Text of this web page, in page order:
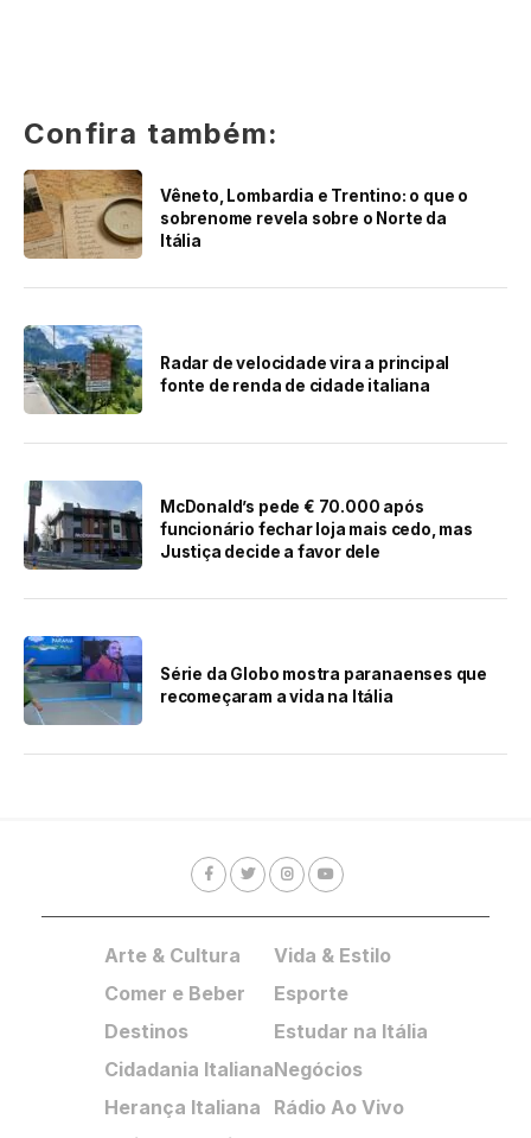
Confira também:
Vêneto, Lombardia e Trentino: o que o
sobrenome revela sobre o Norte da
Itália
Radar de velocidade vira a principal
fonte de renda de cidade italiana
McDonald’s pede € 70.000 após
funcionário fechar loja mais cedo, mas
Justiça decide a favor dele
Série da Globo mostra paranaenses que
recomeçaram a vida na Itália
Arte & Cultura
Comer e Beber
Destinos
Cidadania Italiana
Herança Italiana
Vida & Estilo
Esporte
Estudar na Itália
Negócios
Rádio Ao Vivo